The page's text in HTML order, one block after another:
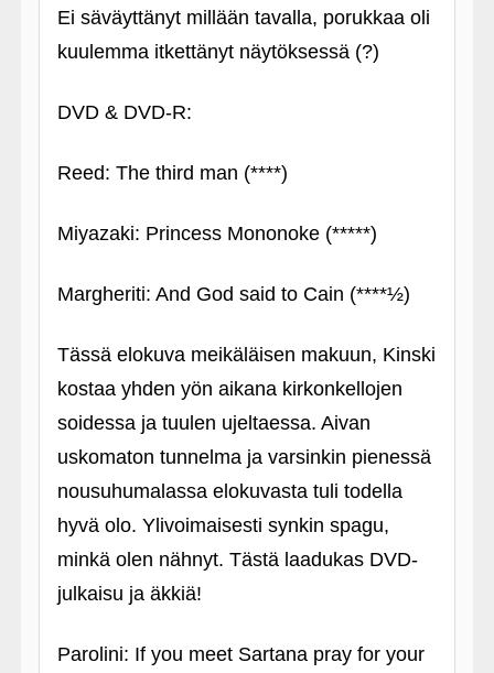
Ei säväyttänyt millään tavalla, porukkaa oli
kuulemma itkettänyt näytöksessä (?)
DVD & DVD-R:
Reed: The third man (****)
Miyazaki: Princess Mononoke (*****)
Margheriti: And God said to Cain (****½)
Tässä elokuva meikäläisen makuun, Kinski
kostaa yhden yön aikana kirkonkellojen
soidessa ja tuulen ujeltaessa. Aivan
uskomaton tunnelma ja varsinkin pienessä
nousuhumalassa elokuvasta tuli todella
hyvä olo. Ylivoimaisesti synkin spagu,
minkä olen nähnyt. Tästä laadukas DVD-
julkaisu ja äkkiä!
Parolini: If you meet Sartana pray for your